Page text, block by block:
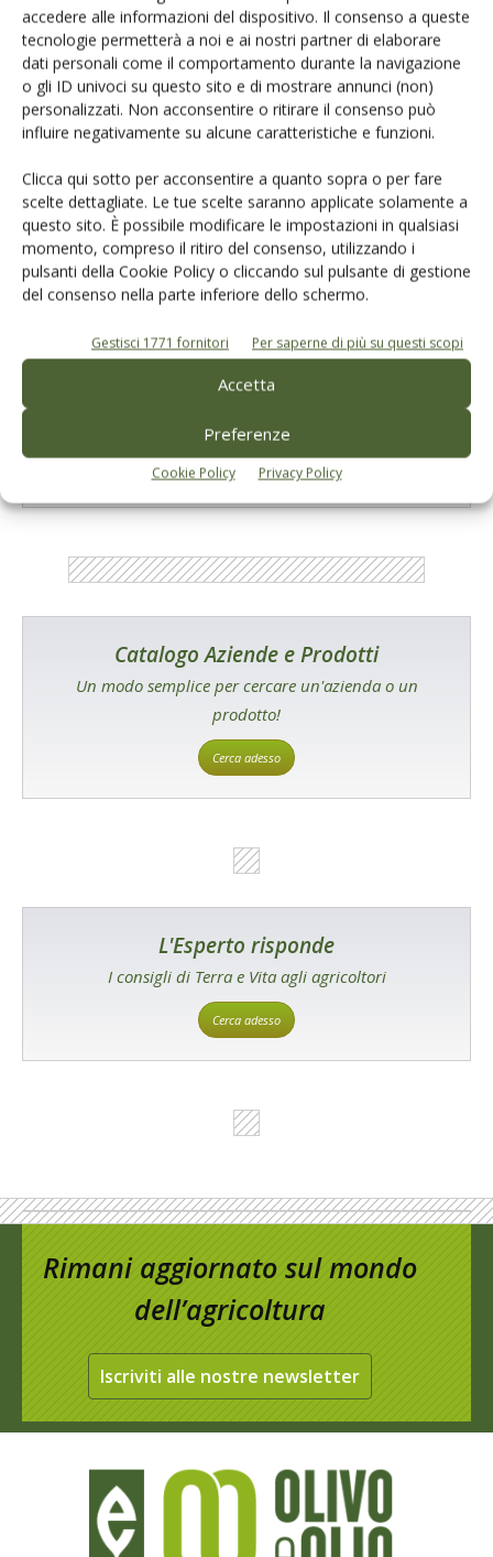
accedere alle informazioni del dispositivo. Il consenso a queste
tecnologie permetterà a noi e ai nostri partner di elaborare
dati personali come il comportamento durante la navigazione
o gli ID univoci su questo sito e di mostrare annunci (non)
personalizzati. Non acconsentire o ritirare il consenso può
influire negativamente su alcune caratteristiche e funzioni.
Clicca qui sotto per acconsentire a quanto sopra o per fare
scelte dettagliate. Le tue scelte saranno applicate solamente a
questo sito. È possibile modificare le impostazioni in qualsiasi
momento, compreso il ritiro del consenso, utilizzando i
pulsanti della Cookie Policy o cliccando sul pulsante di gestione
del consenso nella parte inferiore dello schermo.
Gestisci 1771 fornitori Per saperne di più su questi scopi
Accetta
Preferenze
Cookie Policy Privacy Policy
Nuovo piano olivicolo: svolta o
illusione? Ecco cosa cambia
per il...
Il Piano olivicolo promette più produzione, meno costi e maggiore
qualità per rilanciare il settore olivicolo italiano. Tra incentivi,
certificazioni e lotta alla Xylella, basterà per ridare competitività al
made in Italy?
DiDebora Degl’Innocenti
Tecniche, prodotti e servizi dalle aziende
Catalogo Aziende e Prodotti
Un modo semplice per cercare un'azienda o un
prodotto!
Cerca adesso
L'Esperto risponde
I consigli di Terra e Vita agli agricoltori
Cerca adesso
Rimani aggiornato sul mondo
dell’agricoltura
Iscriviti alle nostre newsletter